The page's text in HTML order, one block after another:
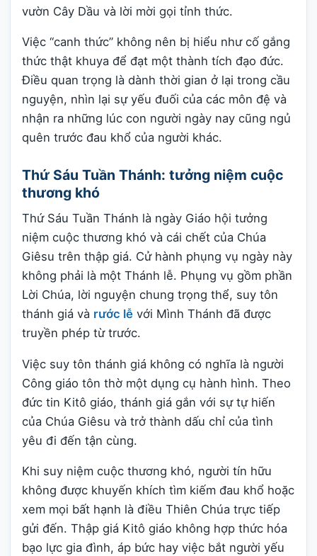
vườn Cây Dầu và lời mời gọi tỉnh thức.
Việc “canh thức” không nên bị hiểu như cố gắng
thức thật khuya để đạt một thành tích đạo đức.
Điều quan trọng là dành thời gian ở lại trong cầu
nguyện, nhìn lại sự yếu đuối của các môn đệ và
nhận ra những lúc con người ngày nay cũng ngủ
quên trước đau khổ của người khác.
Thứ Sáu Tuần Thánh: tưởng niệm cuộc
thương khó
Thứ Sáu Tuần Thánh là ngày Giáo hội tưởng
niệm cuộc thương khó và cái chết của Chúa
Giêsu trên thập giá. Cử hành phụng vụ ngày này
không phải là một Thánh lễ. Phụng vụ gồm phần
Lời Chúa, lời nguyện chung trọng thể, suy tôn
thánh giá và rước lễ với Mình Thánh đã được
truyền phép từ trước.
Việc suy tôn thánh giá không có nghĩa là người
Công giáo tôn thờ một dụng cụ hành hình. Theo
đức tin Kitô giáo, thánh giá gắn với sự tự hiến
của Chúa Giêsu và trở thành dấu chỉ của tình
yêu đi đến tận cùng.
Khi suy niệm cuộc thương khó, người tín hữu
không được khuyến khích tìm kiếm đau khổ hoặc
xem mọi bất hạnh là điều Thiên Chúa trực tiếp
gửi đến. Thập giá Kitô giáo không hợp thức hóa
bạo lực gia đình, áp bức hay việc bắt người yếu